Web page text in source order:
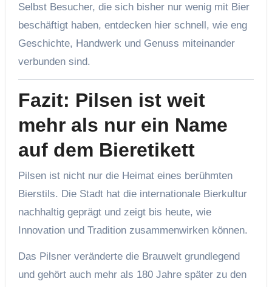
Selbst Besucher, die sich bisher nur wenig mit Bier
beschäftigt haben, entdecken hier schnell, wie eng
Geschichte, Handwerk und Genuss miteinander
verbunden sind.
Fazit: Pilsen ist weit
mehr als nur ein Name
auf dem Bieretikett
Pilsen ist nicht nur die Heimat eines berühmten
Bierstils. Die Stadt hat die internationale Bierkultur
nachhaltig geprägt und zeigt bis heute, wie
Innovation und Tradition zusammenwirken können.
Das Pilsner veränderte die Brauwelt grundlegend
und gehört auch mehr als 180 Jahre später zu den